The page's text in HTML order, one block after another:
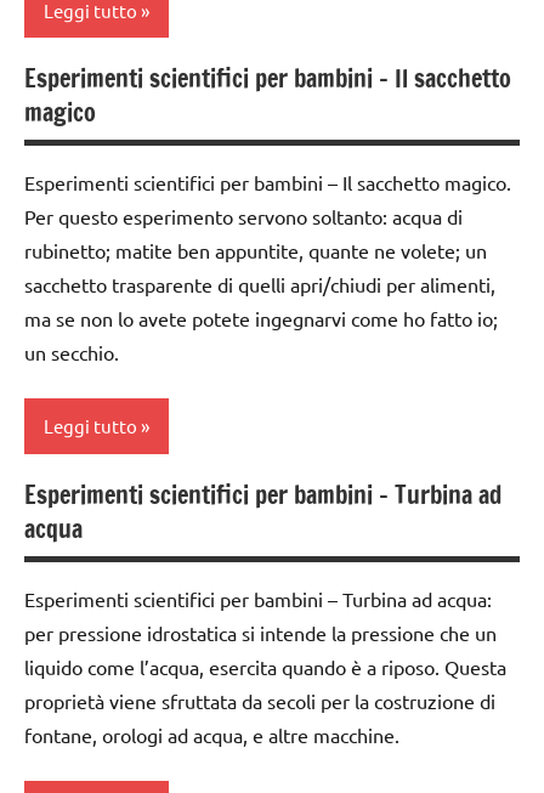
ARTICOLI
3 ai
anni
ESPERIMENTI
SCIENZE
TUTTI GLI
ARGOMENTI
TUTTI GLI
Leggi tutto
classe
2a
3 ai
6
anni
ESPERIMENTI
SCIENTIFICI
Festa
degli
alberi
DELL'ANNO
giardinaggio
Primavera
SCIENZE
scienze:
piante
Esperimenti scientifici per bambini – Il sacchetto
magico
Esperimenti scientifici per bambini – Il sacchetto magico.
Per questo esperimento servono soltanto: acqua di
rubinetto; matite ben appuntite, quante ne volete; un
sacchetto trasparente di quelli apri/chiudi per alimenti,
ma se non lo avete potete ingegnarvi come ho fatto io;
un secchio.
Leggi tutto
classi
1a-5a
a 3
anni
dai
3 ai
6
Esperimenti scientifici per bambini – Turbina ad
acqua
Esperimenti scientifici per bambini – Turbina ad acqua:
per pressione idrostatica si intende la pressione che un
liquido come l’acqua, esercita quando è a riposo. Questa
proprietà viene sfruttata da secoli per la costruzione di
fontane, orologi ad acqua, e altre macchine.